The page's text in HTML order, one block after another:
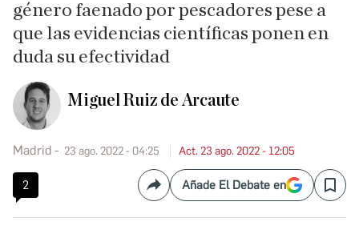
género faenado por pescadores pese a
que las evidencias científicas ponen en
duda su efectividad
Miguel Ruiz de Arcaute
Madrid 23 ago. 2022 - 04:25 Act. 23 ago. 2022 - 12:05
2 CompartirAñade El Debate en Save